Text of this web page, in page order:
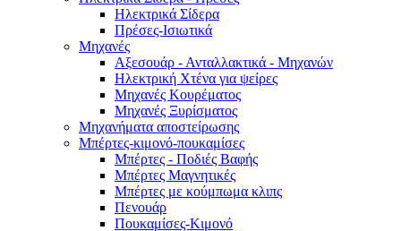
Ηλεκτρικά Σίδερα
Πρέσες-Ισιωτικά
Μηχανές
Αξεσουάρ - Ανταλλακτικά - Μηχανών
Ηλεκτρική Χτένα για ψείρες
Μηχανές Κουρέματος
Μηχανές Ξυρίσματος
Μηχανήματα αποστείρωσης
Μπέρτες-κιμονό-πουκαμίσες
Μπέρτες - Ποδιές Βαφής
Μπέρτες Μαγνητικές
Μπέρτες με κούμπωμα κλιπς
Πενουάρ
Πουκαμίσες-Κιμονό